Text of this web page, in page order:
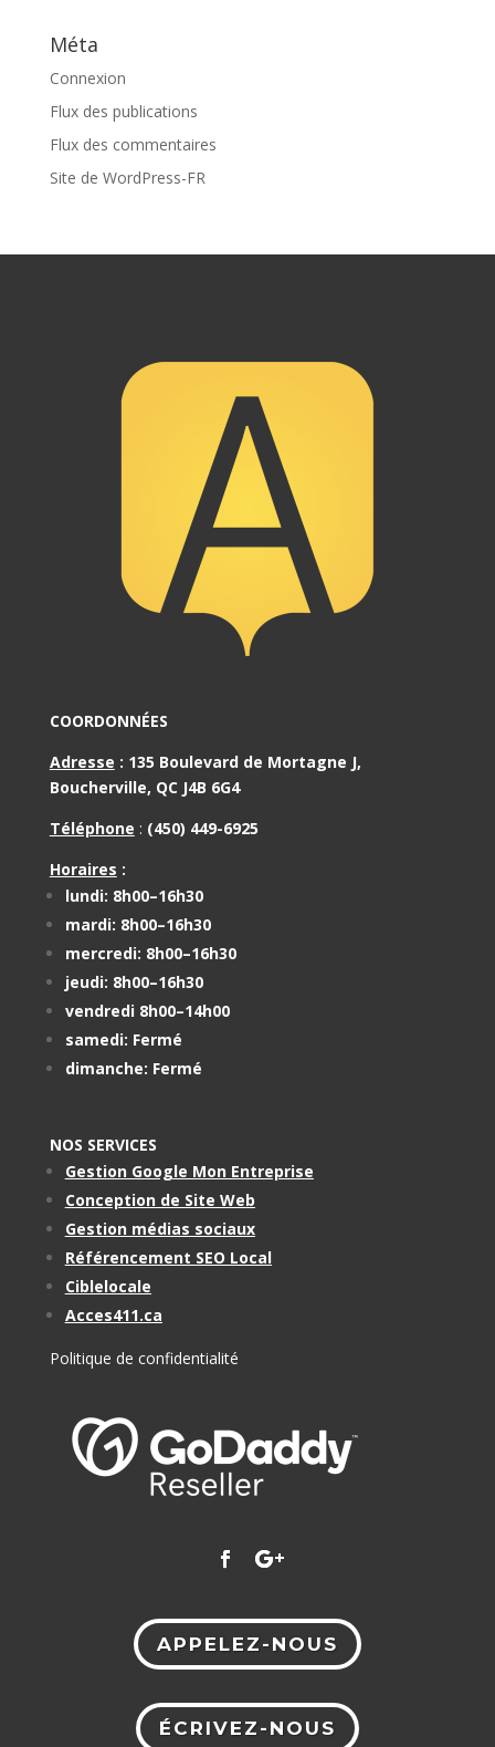
Méta
Connexion
Flux des publications
Flux des commentaires
Site de WordPress-FR
COORDONNÉES
Adresse : 135 Boulevard de Mortagne J,
Boucherville, QC J4B 6G4
Téléphone : (450) 449-6925
Horaires :
lundi: 8h00–16h30
mardi: 8h00–16h30
mercredi: 8h00–16h30
jeudi: 8h00–16h30
vendredi 8h00–14h00
samedi: Fermé
dimanche: Fermé
NOS SERVICES
Gestion Google Mon Entreprise
Conception de Site Web
Gestion médias sociaux
Référencement SEO Local
Ciblelocale
Acces411.ca
Politique de confidentialité
APPELEZ-NOUS
ÉCRIVEZ-NOUS